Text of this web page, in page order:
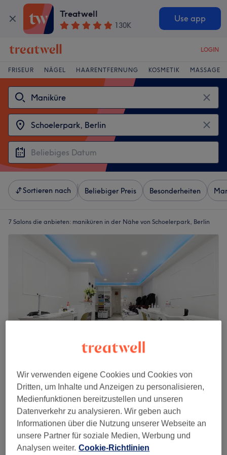
Treatwell
130K
Use app
LOGIN
FRISEUR NÄGEL HAARENTFERNUNG KOSMETIK MASSAGE
Sortieren nach Beliebiger Preis Besonderheiten
7 Salons die anbieten: maniküren in der Nähe von Schoelerpark, Berlin
The Nail Bar - Berlin
4,8
2301 Bewertungen
Wilmersdorf, Berlin
Auf Karte anzeigen
Maniküre - THE NAIL BAR
20 Min. - 45 Min.
ab16 €
Schnellansicht Saloninfos
Wir verwenden eigene Cookies und Cookies von
Dritten, um Inhalte und Anzeigen zu personalisieren,
Medienfunktionen bereitzustellen und unseren
Datenverkehr zu analysieren. Wir geben auch
Informationen über die Nutzung unserer Webseite an
unsere Partner für soziale Medien, Werbung und
Analysen weiter. Cookie-Richtlinien